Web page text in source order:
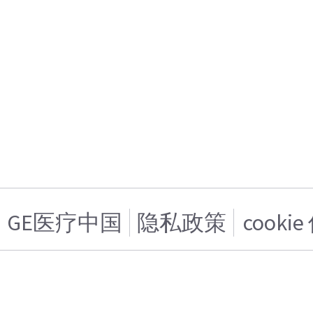
GE医疗中国 隐私政策 cookie